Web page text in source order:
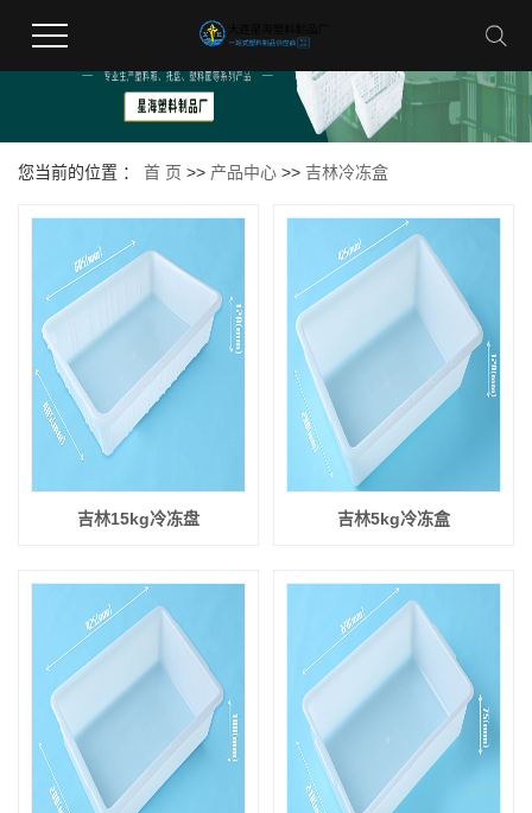
您当前的位置 ： 首 页 >> 产品中心 >> 吉林冷冻盒
吉林15kg冷冻盘 吉林5kg冷冻盒